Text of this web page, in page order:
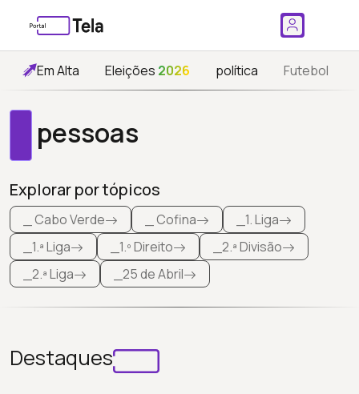
Em Alta Eleições 2026 política Futebol
pessoas
Explorar por tópicos
_ Cabo Verde _ Cofina
_1. Liga
_1.ª Liga
_1.º Direito
_2.ª Divisão
_2.ª Liga
_25 de Abril
Destaques